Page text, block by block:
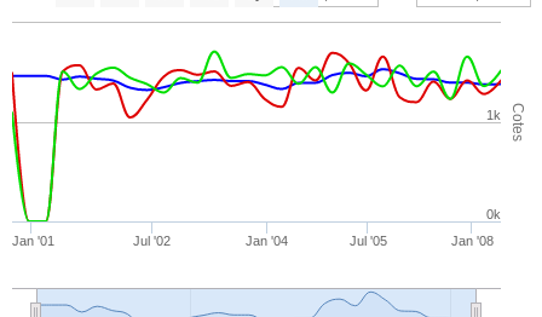
Cotes
Jan '01 Jul '02 Jan '04 Jan '08
Jul '05
0k
1k